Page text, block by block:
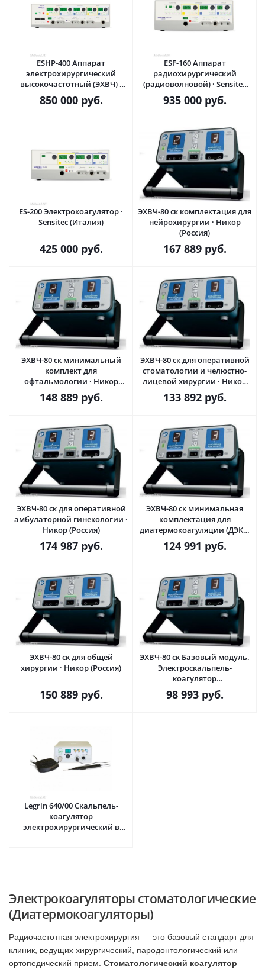
ESHP-400 Аппарат
электрохирургический
высокочастотный (ЭХВЧ) ·
Sensitec (Италия)
850 000руб.
ESF-160 Аппарат
радиохирургический
(радиоволновой) · Sensitec
(Италия)
935 000руб.
ES-200 Электрокоагулятор ·
Sensitec (Италия)
425 000руб.
ЭХВЧ-80 ск комплектация для
нейрохирургии · Никор
(Россия)
167 889руб.
ЭХВЧ-80 ск минимальный
комплект для
офтальмологии · Никор
(Россия)
148 889руб.
ЭХВЧ-80 ск для оперативной
стоматологии и челюстно-
лицевой хирургии · Никор
(Россия)
133 892руб.
ЭХВЧ-80 ск для оперативной
амбулаторной гинекологии ·
Никор (Россия)
174 987руб.
ЭХВЧ-80 ск минимальная
комплектация для
диатермокоагуляции (ДЭК) ·
Никор (Россия)
124 991 руб.
ЭХВЧ-80 ск для общей
хирургии · Никор (Россия)
150 889руб.
ЭХВЧ-80 ск Базовый модуль.
Электроскальпель-
коагулятор
электрохирургический ·
Никор (Россия)
98 993руб.
Legrin 640/00 Скальпель-
коагулятор
электрохирургический в
Электрокоагуляторы стоматологические
(Диатермокоагуляторы)
Радиочастотная электрохирургия — это базовый стандарт для
клиник, ведущих хирургический, пародонтологический или
ортопедический прием. Стоматологический коагулятор